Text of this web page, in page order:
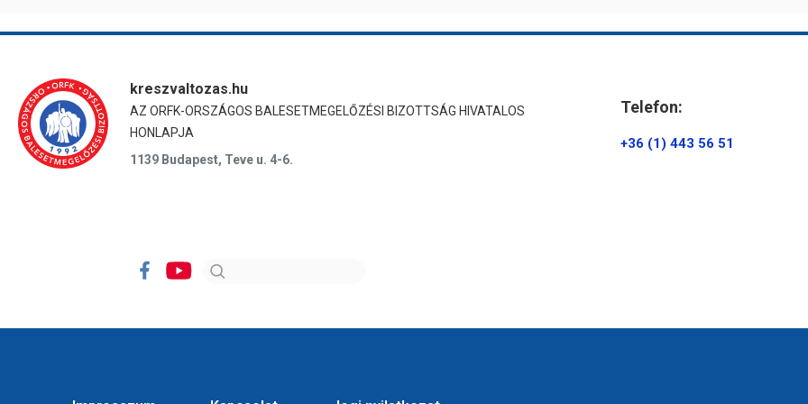
kreszvaltozas.hu
AZ ORFK-ORSZÁGOS BALESETMEGELŐZÉSI BIZOTTSÁG HIVATALOS
HONLAPJA
1139 Budapest, Teve u. 4-6.
Telefon:
+36 (1) 443 56 51